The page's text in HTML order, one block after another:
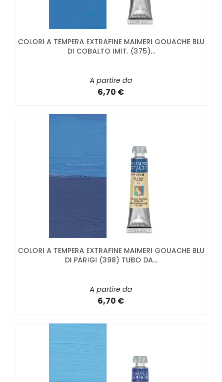
COLORI A TEMPERA EXTRAFINE MAIMERI GOUACHE BLU
DI COBALTO IMIT. (375)...
A partire da
6,70 €
COLORI A TEMPERA EXTRAFINE MAIMERI GOUACHE BLU
DI PARIGI (398) TUBO DA...
A partire da
6,70 €